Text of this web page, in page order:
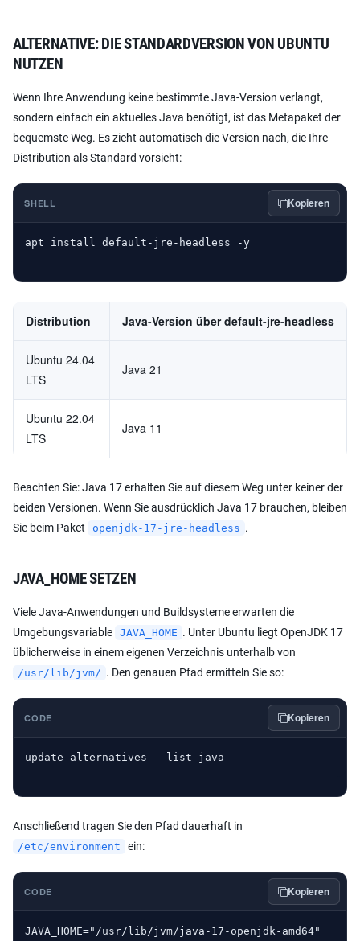
ALTERNATIVE: DIE STANDARDVERSION VON UBUNTU
NUTZEN
Wenn Ihre Anwendung keine bestimmte Java-Version verlangt,
sondern einfach ein aktuelles Java benötigt, ist das Metapaket der
bequemste Weg. Es zieht automatisch die Version nach, die Ihre
Distribution als Standard vorsieht:
SHELL Kopieren
apt install default-jre-headless -y
Distribution Java-Version über default-jre-headless
Ubuntu 24.04
LTS
Java 21
Ubuntu 22.04
LTS
Java 11
Beachten Sie: Java 17 erhalten Sie auf diesem Weg unter keiner der
beiden Versionen. Wenn Sie ausdrücklich Java 17 brauchen, bleiben
Sie beim Paket
openjdk-17-jre-headless .
JAVA_HOME SETZEN
Viele Java-Anwendungen und Buildsysteme erwarten die
Umgebungsvariable JAVA_HOME . Unter Ubuntu liegt OpenJDK 17
üblicherweise in einem eigenen Verzeichnis unterhalb von
/usr/lib/jvm/ . Den genauen Pfad ermitteln Sie so:
CODE Kopieren
update-alternatives --list java
Anschließend tragen Sie den Pfad dauerhaft in
/etc/environment ein:
CODE Kopieren
JAVA_HOME="/usr/lib/jvm/java-17-openjdk-amd64"